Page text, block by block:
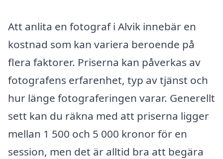
Att anlita en fotograf i Alvik innebär en
kostnad som kan variera beroende på
flera faktorer. Priserna kan påverkas av
fotografens erfarenhet, typ av tjänst och
hur länge fotograferingen varar. Generellt
sett kan du räkna med att priserna ligger
mellan 1 500 och 5 000 kronor för en
session, men det är alltid bra att begära